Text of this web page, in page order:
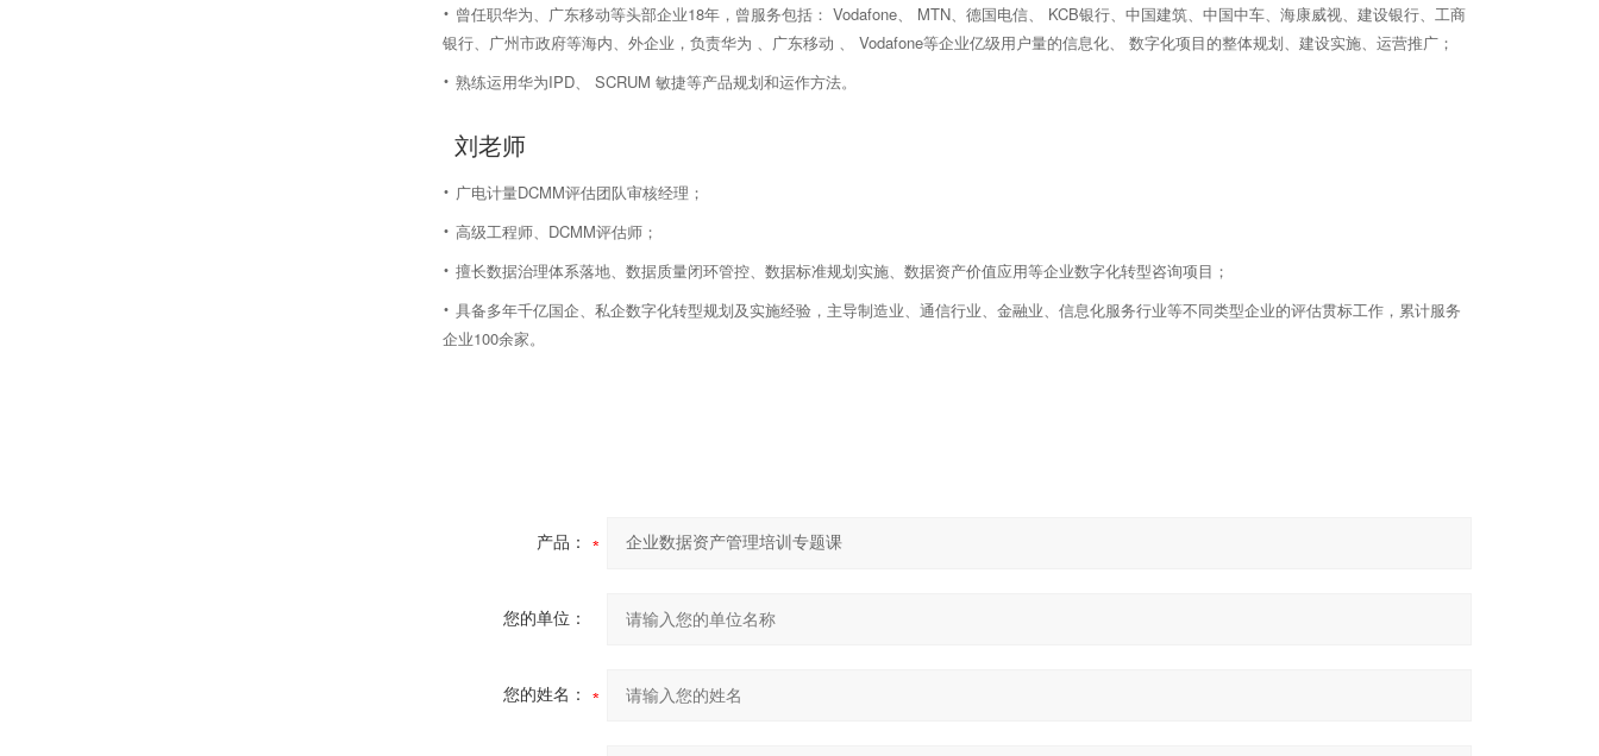
· 曾任职华为、广东移动等头部企业18年，曾服务包括： Vodafone、 MTN、德国电信、 KCB银行、中国建筑、中国中车、海康威视、建设银行、工商
银行、广州市政府等海内、外企业，负责华为 、广东移动 、 Vodafone等企业亿级用户量的信息化、 数字化项目的整体规划、建设实施、运营推广；
· 熟练运用华为IPD、 SCRUM 敏捷等产品规划和运作方法。
刘老师
· 广电计量DCMM评估团队审核经理；
· 高级工程师、DCMM评估师；
· 擅长数据治理体系落地、数据质量闭环管控、数据标准规划实施、数据资产价值应用等企业数字化转型咨询项目；
· 具备多年千亿国企、私企数字化转型规划及实施经验，主导制造业、通信行业、金融业、信息化服务行业等不同类型企业的评估贯标工作，累计服务
企业100余家。
产品：
您的单位：
您的姓名：